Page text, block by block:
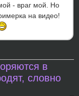
- враг мой. Но
на видео!
в
словно